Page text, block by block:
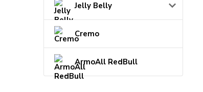
Jelly Belly
Cremo
ArmoAll RedBull